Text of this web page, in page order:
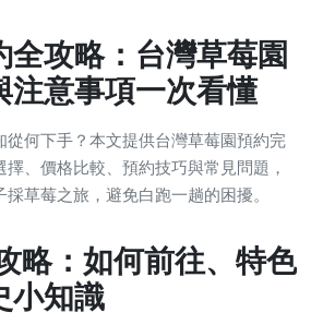
全攻略：台灣草莓園
注意事項一次看懂
從何下手？本文提供台灣草莓園預約完
、價格比較、預約技巧與常見問題，
草莓之旅，避免白跑一趟的困擾。
略：如何前往、特色
小知識